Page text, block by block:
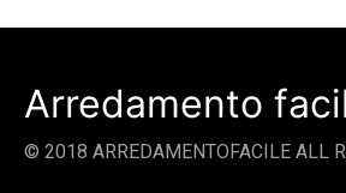
Arredamento
© 2018 ARREDAMENTOFACILE ALL